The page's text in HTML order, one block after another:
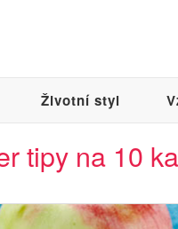
Životní styl
tipy na 10